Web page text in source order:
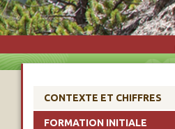
CONTEXTE ET CHIFFRES
FORMATION INITIALE